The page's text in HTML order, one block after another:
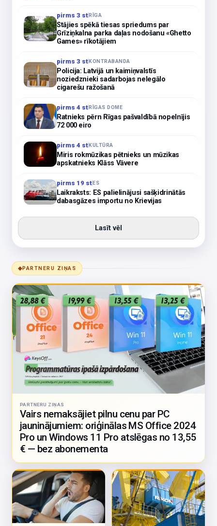
pirms 3 stRĪGA
Stājies spēkā tiesas spriedums par
Grīziņkalna parka daļas nodošanu «Ghetto
Games» rīkotājiem
pirms 3 stKONTRABANDA
Policija: Latvijā un kaimiņvalstīs
noziedznieki sadarbojas nelegālo
cigarešu ražošanā
pirms 4 stRĪGAS DOME
Ratnieks pērn Rīgas pašvaldībā nopelnījis
72 000 eiro
pirms 4 stKULTŪRA
Miris rokmūzikas pētnieks un mūzikas
apskatnieks Klāss Vāvere
pirms 19 stES
Laikraksts: ES palielinājusi sašķidrinātās
dabasgāzes importu no Krievijas
Lasīt vēl
◆PARTNERU ZIŅAS
PARTNERU ZIŅAS
Vairs nemaksājiet pilnu cenu par PC
jauninājumiem: oriģinālas MS Office 2024
Pro un Windows 11 Pro atslēgas no 13,55
€ — bez abonementa